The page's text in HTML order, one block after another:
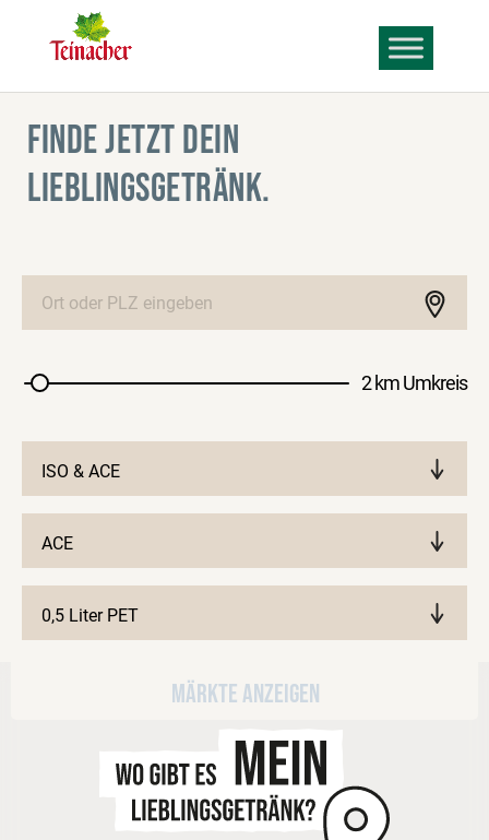
FINDE JETZT DEIN
LIEBLINGSGETRÄNK.
2 km Umkreis
ISO & ACE
ACE
0,5 Liter PET
Märkte anzeigen